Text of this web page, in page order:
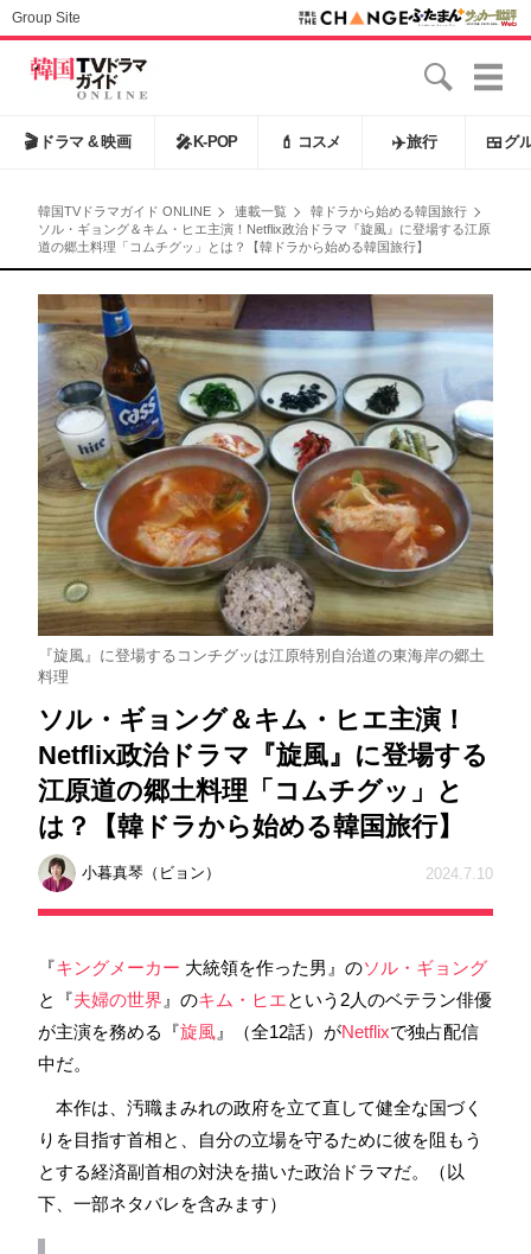
Group Site
🎬 ドラマ & 映画 🎤 K-POP 💄 コスメ ✈️旅行 🍱 グ
韓国TVドラマガイド ONLINE 連載一覧
韓ドラから始める韓国旅行
ソル・ギョング＆キム・ヒエ主演！Netflix政治ドラマ『旋風』に登場する江原
道の郷土料理「コムチグッ」とは？【韓ドラから始める韓国旅行】
『旋風』に登場するコンチグッは江原特別自治道の東海岸の郷土
料理
ソル・ギョング＆キム・ヒエ主演！
Netflix政治ドラマ『旋風』に登場する
江原道の郷土料理「コムチグッ」と
は？【韓ドラから始める韓国旅行】
小暮真琴（ビョン） 2024.7.10
『キングメーカー 大統領を作った男』のソル・ギョング
と『夫婦の世界 』のキム・ヒエという2人のベテラン俳優
が主演を務める『旋風 』（全12話）がNetflixで独占配信
中だ。
本作は、汚職まみれの政府を立て直して健全な国づく
りを目指す首相と、自分の立場を守るために彼を阻もう
とする経済副首相の対決を描いた政治ドラマだ。（以
下、一部ネタバレを含みます）